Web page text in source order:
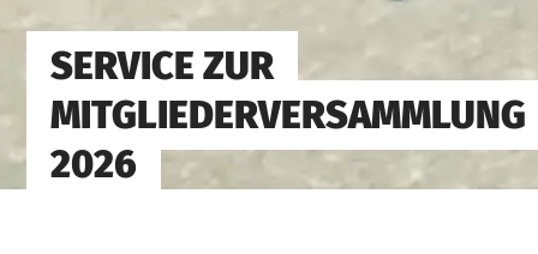
SERVICE ZUR
MITGLIEDERVERSAMMLUNG
2026